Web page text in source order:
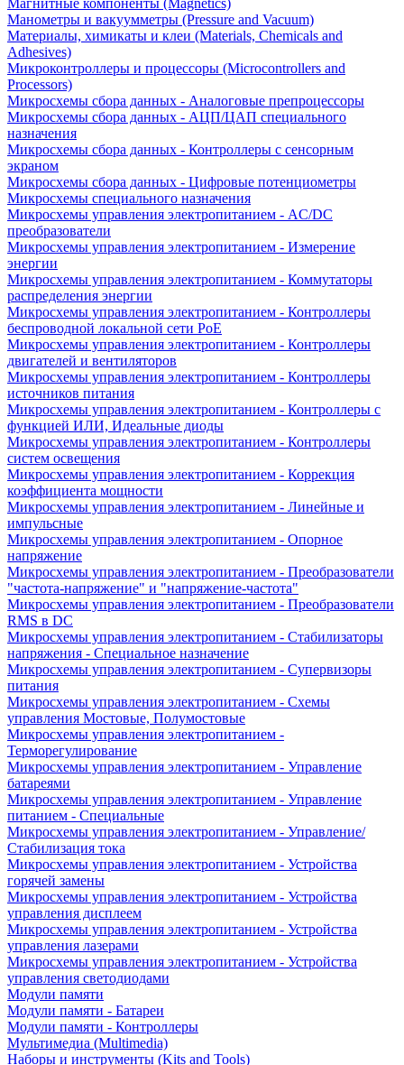
Магнитные компоненты (Magnetics)
Манометры и вакуумметры (Pressure and Vacuum)
Материалы, химикаты и клеи (Materials, Chemicals and
Adhesives)
Микроконтроллеры и процессоры (Microcontrollers and
Processors)
Микросхемы сбора данных - Аналоговые препроцессоры
Микросхемы сбора данных - АЦП/ЦАП специального
назначения
Микросхемы сбора данных - Контроллеры с сенсорным
экраном
Микросхемы сбора данных - Цифровые потенциометры
Микросхемы специального назначения
Микросхемы управления электропитанием - AC/DC
преобразователи
Микросхемы управления электропитанием - Измерение
энергии
Микросхемы управления электропитанием - Коммутаторы
распределения энергии
Микросхемы управления электропитанием - Контроллеры
беспроводной локальной сети PoE
Микросхемы управления электропитанием - Контроллеры
двигателей и вентиляторов
Микросхемы управления электропитанием - Контроллеры
источников питания
Микросхемы управления электропитанием - Контроллеры с
функцией ИЛИ, Идеальные диоды
Микросхемы управления электропитанием - Контроллеры
систем освещения
Микросхемы управления электропитанием - Коррекция
коэффициента мощности
Микросхемы управления электропитанием - Линейные и
импульсные
Микросхемы управления электропитанием - Опорное
напряжение
Микросхемы управления электропитанием - Преобразователи
"частота-напряжение" и "напряжение-частота"
Микросхемы управления электропитанием - Преобразователи
RMS в DC
Микросхемы управления электропитанием - Стабилизаторы
напряжения - Специальное назначение
Микросхемы управления электропитанием - Супервизоры
питания
Микросхемы управления электропитанием - Схемы
управления Мостовые, Полумостовые
Микросхемы управления электропитанием -
Терморегулирование
Микросхемы управления электропитанием - Управление
батареями
Микросхемы управления электропитанием - Управление
питанием - Специальные
Микросхемы управления электропитанием - Управление/
Стабилизация тока
Микросхемы управления электропитанием - Устройства
горячей замены
Микросхемы управления электропитанием - Устройства
управления дисплеем
Микросхемы управления электропитанием - Устройства
управления лазерами
Микросхемы управления электропитанием - Устройства
управления светодиодами
Модули памяти
Модули памяти - Батареи
Модули памяти - Контроллеры
Мультимедиа (Multimedia)
Наборы и инструменты (Kits and Tools)